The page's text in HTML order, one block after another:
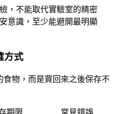
，不能取代實驗室的精密
意識，至少能避開最明顯
方式
物，而是買回來之後保存不
期限 常見錯誤